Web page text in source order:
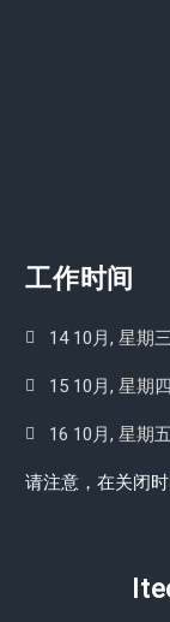
工作时间
14 10月, 星期
15 10月, 星期
16 10月, 星期
请注意，在关闭